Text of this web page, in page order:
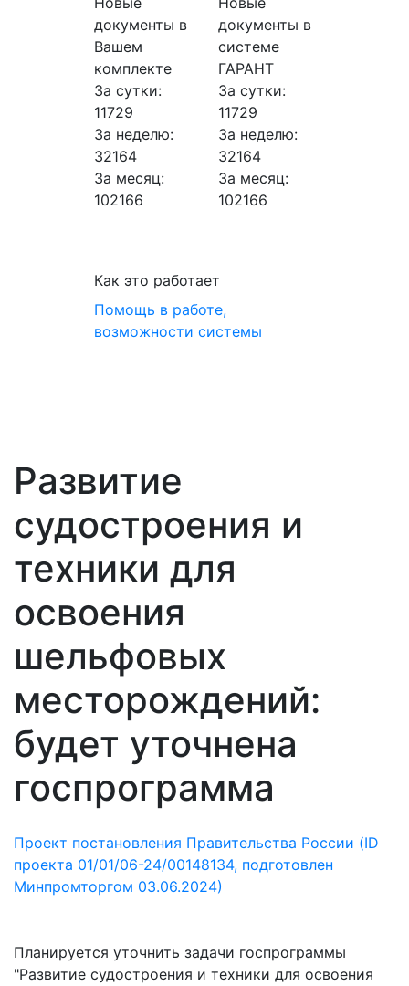
документы в
Вашем
комплекте
За сутки:
11729
За неделю:
32164
За месяц:
102166
документы в
системе
ГАРАНТ
За сутки:
11729
За неделю:
32164
За месяц:
102166
Как это работает
Помощь в работе,
возможности системы
Развитие
судостроения и
техники для
освоения
шельфовых
месторождений:
будет уточнена
госпрограмма
Проект постановления Правительства России (ID
проекта 01/01/06-24/00148134, подготовлен
Минпромторгом 03.06.2024)
Планируется уточнить задачи госпрограммы
"Развитие судостроения и техники для освоения